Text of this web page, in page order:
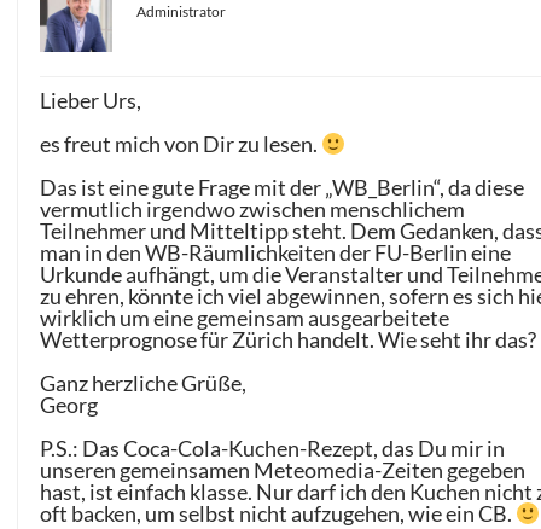
Administrator
Lieber Urs,
es freut mich von Dir zu lesen.
Das ist eine gute Frage mit der „WB_Berlin“, da diese
vermutlich irgendwo zwischen menschlichem
Teilnehmer und Mitteltipp steht. Dem Gedanken,
man in den WB-Räumlichkeiten der FU-Berlin eine
Urkunde aufhängt, um die Veranstalter und
zu ehren, könnte ich viel abgewinnen, sofern es sich
wirklich um eine gemeinsam ausgearbeitete
Wetterprognose für Zürich handelt. Wie seht ihr das?
Ganz herzliche Grüße,
Georg
P.S.: Das Coca-Cola-Kuchen-Rezept, das Du mir in
unseren gemeinsamen Meteomedia-Zeiten gegeben
hast, ist einfach klasse. Nur darf ich den Kuchen nicht
oft backen, um selbst nicht aufzugehen, wie ein CB.